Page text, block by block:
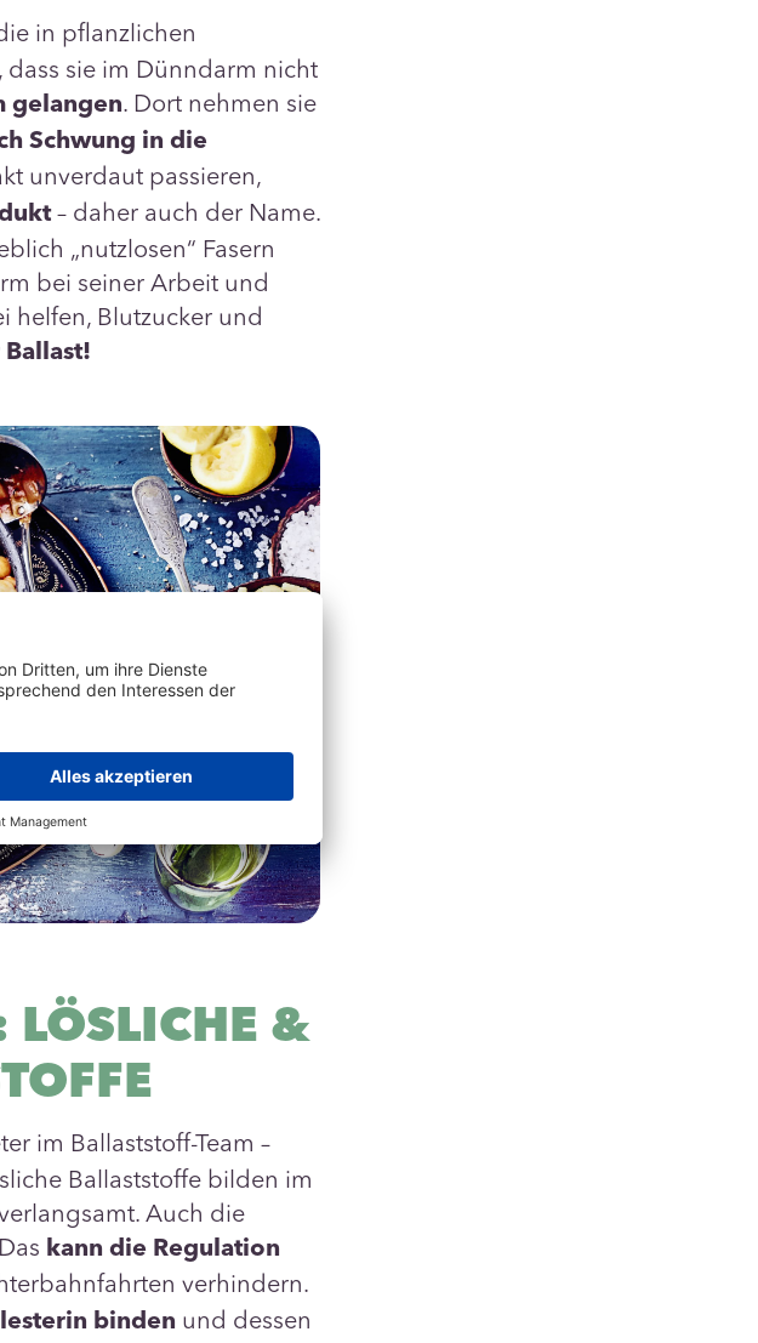
in pflanzlichen
sie im Dünndarm nicht
gelangen. Dort nehmen sie
Schwung in die
unverdaut passieren,
– daher auch der Name.
„nutzlosen“ Fasern
bei seiner Arbeit und
helfen, Blutzucker und
Ballast!
LÖSLICHE &
im Ballaststoff-Team –
Ballaststoffe bilden im
Auch die
kann die Regulation
verhindern.
binden und dessen